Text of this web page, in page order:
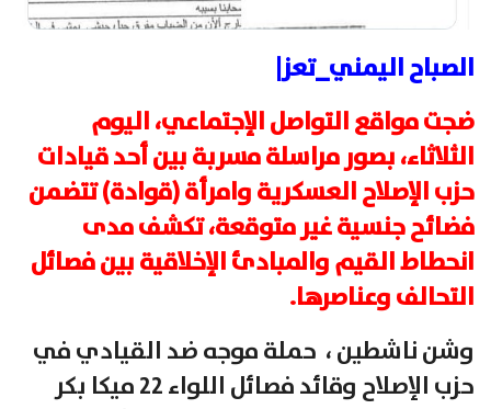
الصباح اليمني_تعز|
ضجت مواقع التواصل الإجتماعي، اليوم
الثلاثاء، بصور مراسلة مسربة بين أحد قيادات
حزب الإصلاح العسكرية وامرأة (قوادة) تتضمن
فضائح جنسية غير متوقعة، تكشف مدى
انحطاط القيم والمبادئ الإخلاقية بين فصائل
التحالف وعناصرها.
وشن ناشطين ، حملة موجه ضد القيادي في
حزب الإصلاح وقائد فصائل اللواء 22 ميكا بكر